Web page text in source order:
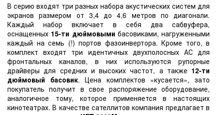
В серию входят три разных набора акустических систем для
экранов размером от 3,4 до 4,6 метров по диагонали.
Каждый набор включает в себя два сабвуфера,
оснащенных 15-ти дюймовыми басовиками, нагруженными
каждый на семь (!) портов фазоинвертора. Кроме того, в
комплект входят три идентичных двухполосных АС для
фронтальных каналов, в них используются рупорные
драйверы для средних и высоких частот, а также 12-ти
дюймовый басовик. Цена комплектов «кусается», зато
покупатель получит в свое распоряжение оборудование,
аналогичное тому, которое применяется в настоящих
кинотеатрах. В качестве сателлитов компания предлагает в